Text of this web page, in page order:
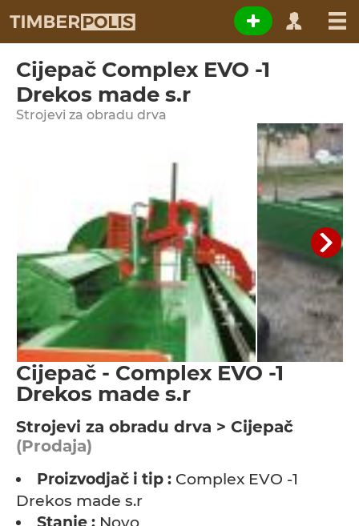
Cijepač Complex EVO -1
Drekos made s.r
Strojevi za obradu drva
Cijepač - Complex EVO -1
Drekos made s.r
Strojevi za obradu drva > Cijepač
(Prodaja)
Proizvodjač i tip : Complex EVO -1
Drekos made s.r